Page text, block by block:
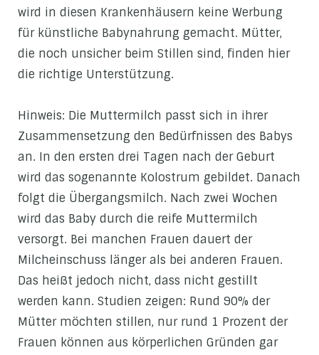
wird in diesen Krankenhäusern keine Werbung
für künstliche Babynahrung gemacht. Mütter,
die noch unsicher beim Stillen sind, finden hier
die richtige Unterstützung.
Hinweis: Die Muttermilch passt sich in ihrer
Zusammensetzung den Bedürfnissen des Babys
an. In den ersten drei Tagen nach der Geburt
wird das sogenannte Kolostrum gebildet. Danach
folgt die Übergangsmilch. Nach zwei Wochen
wird das Baby durch die reife Muttermilch
versorgt. Bei manchen Frauen dauert der
Milcheinschuss länger als bei anderen Frauen.
Das heißt jedoch nicht, dass nicht gestillt
werden kann. Studien zeigen: Rund 90% der
Mütter möchten stillen, nur rund 1 Prozent der
Frauen können aus körperlichen Gründen gar